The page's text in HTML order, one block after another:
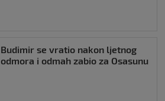
Budimir se vratio nakon ljetnog
odmora i odmah zabio za Osasunu